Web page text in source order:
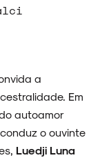
a
Em
autoamor
o ouvinte
Luedji Luna